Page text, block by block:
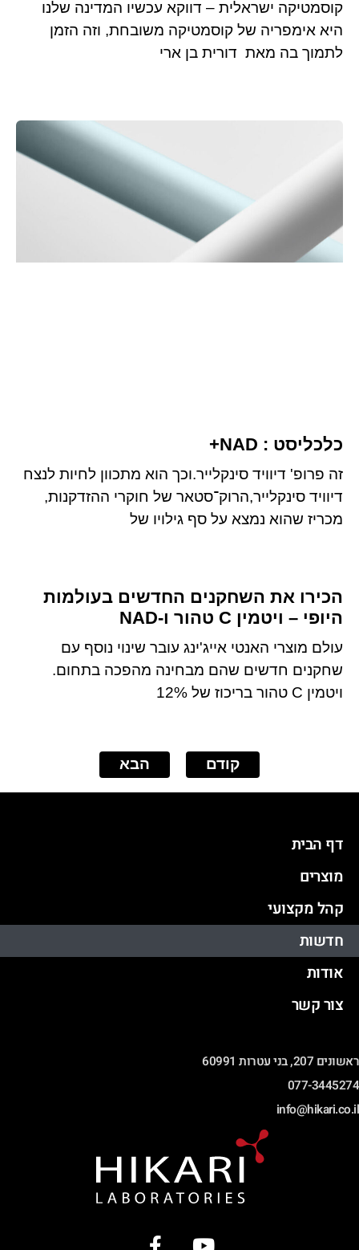
קוסמטיקה ישראלית – דווקא עכשיו המדינה שלנו
היא אימפריה של קוסמטיקה משובחת, וזה הזמן
לתמוך בה מאת דורית בן ארי
כלכליסט : NAD+
זה פרופ' דיוויד סינקלייר.וכך הוא מתכוון לחיות לנצח
דיוויד סינקלייר,הרוק־סטאר של חוקרי ההזדקנות,
מכריז שהוא נמצא על סף גילויו של
הכירו את השחקנים החדשים בעולמות
היופי – ויטמין C טהור ו-NAD
עולם מוצרי האנטי אייג'ינג עובר שינוי נוסף עם
שחקנים חדשים שהם מבחינה מהפכה בתחום.
ויטמין C טהור בריכוז של 12%
קודם הבא
דף הבית
מוצרים
קהל מקצועי
חדשות
אודות
צור קשר
ראשונים 207, בני עטרות 60991
077-3445274
info@hikari.co.il